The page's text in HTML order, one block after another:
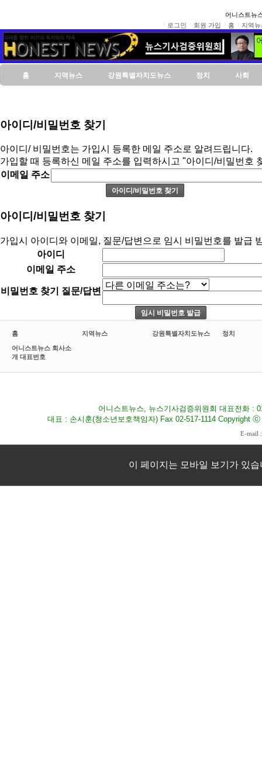
어니스트뉴
로그인
회원 가입 홈 지역뉴
홈 지역뉴스 강원특별자치도뉴스 정치 사회
아이디/비밀번호 찾기
아이디/ 비밀번호는 가입시 등록한 메일 주소로 알려드립니다.
가입할 때 등록하신 메일 주소를 입력하시고 "아이디/비밀번호
이메일 주소
아이디/비밀번호 찾기
가입시 아이디와 이메일, 질문/답변으로 임시 비밀번호를 발급
아이디
이메일 주소
비밀번호 찾기 질문/답변
홈 지역뉴스 강원특별자치도뉴스 정치
어니스트뉴스 회사소
개 대표번호
어니스트뉴스, 뉴스기사검증위원회 대표전화 :
대표 : 손시훈(청소년보호책임자) Fax 02-517-1114 Copyright
E-mail
이 페이지는 모바일 보기가 있